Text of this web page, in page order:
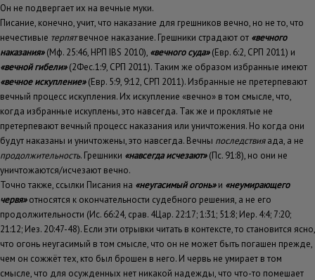
Он не подвергает их на вечные муки.
Писание, конечно, учит, что наказание для грешников вечно, но не то, что
нечестивые терпятвечное наказание. Грешники страдают от «вечного
наказания»(Мф. 25:46, НРП IBS 2010), «вечного суда»(Евр. 6:2, СРП 2011) и
«вечной гибели»(2Фес.1:9, СРП 2011). Таким же образом избранные имеют
«вечное искупление»(Евр. 5:9, 9:12, СРП 2011). Избранные не претерпевают
вечный процесс искупления. Их искупление «вечно» в том смысле, что,
когда избранные искуплены, это навсегда. Так же и проклятые не
претерпевают вечный процесс наказания или уничтожения. Но когда они
будут наказаны и уничтожены, это навсегда. Вечны последствияада, а не
продолжительность. Грешники «навсегда исчезают»(Пс. 91:8), но они не
уничтожаются/исчезают вечно.
Точно также, ссылки Писания на «неугасимый огонь»и «неумирающего
червя»относятся к окончательности судебного решения, а не его
продолжительности (Ис. 66:24, срав. 4Цар. 22:17; 1:31; 51:8; Иер. 4:4; 7:20;
21:12; Иез. 20:47-48). Если эти отрывки читать в контексте, то становится ясно,
что огонь неугасимый в том смысле, что он не может быть погашен прежде,
чем он сожжёт тех, кто был брошен в него. И червь не умирает в том
смысле, что для осужденных нет никакой надежды, что что-то помешает